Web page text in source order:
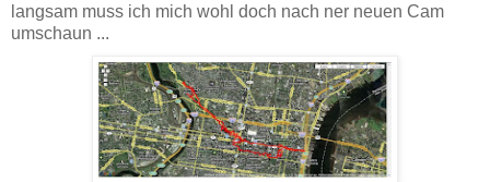
langsam muss ich mich wohl doch nach ner neuen Cam
umschaun ...